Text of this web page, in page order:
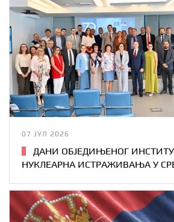
07 ЈУЛ 2026
ДАНИ ОБЈЕДИЊЕНОГ
НУКЛЕАРНА ИСТРАЖИВАЊА У